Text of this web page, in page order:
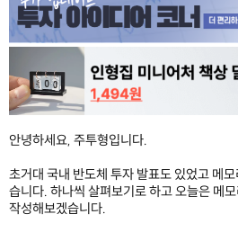
안녕하세요, 주투형입니다.
초거대 국내 반도체 투자 발표도 있었고 메
습니다. 하나씩 살펴보기로 하고 오늘은 메
작성해보겠습니다.